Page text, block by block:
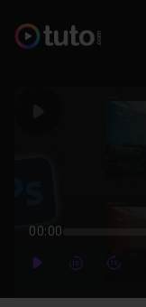
00:00
PlayForward